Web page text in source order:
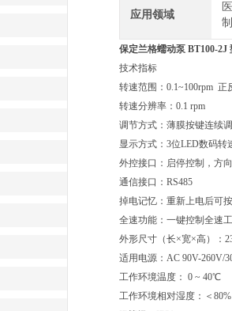
应用领域
保定兰格蠕动泵 BT100-
技术指标
转速范围：0.1~100rpm 正
转速分辨率：0.1 rpm
调节方式：薄膜按键连续
显示方式：3位LED数码转
外控接口：启停控制，方
通信接口：RS485
掉电记忆：重新上电后可
全速功能：一键控制全速
外形尺寸（长×宽×高）：
适用电源：AC 90V-260V/
工作环境温度： 0 ~ 40℃
工作环境相对湿度：＜80%